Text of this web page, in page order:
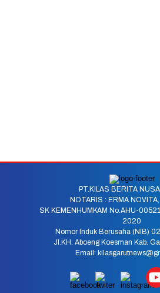
PT.KILAS BERITA
NOTARIS : ERMA
SK KEMENHUMKAM No.AHU-
2020
Nomor Induk Berusaha (NIB)
Jl.KH. Aboeng Koesman Kab.
Email: